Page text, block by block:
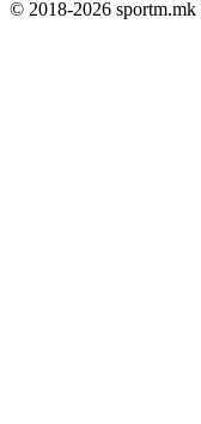
© 2018-2026 sportm.mk